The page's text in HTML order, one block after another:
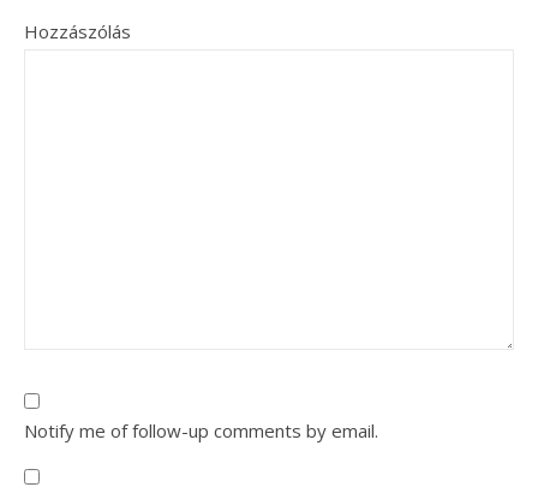
Hozzászólás
Notify me of follow-up comments by email.